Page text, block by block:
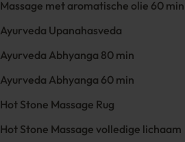
Massage met aromatische olie 60 min
Ayurveda Upanahasveda
Ayurveda Abhyanga 80 min
Ayurveda Abhyanga 60 min
Hot Stone Massage Rug
Hot Stone Massage volledige lichaam